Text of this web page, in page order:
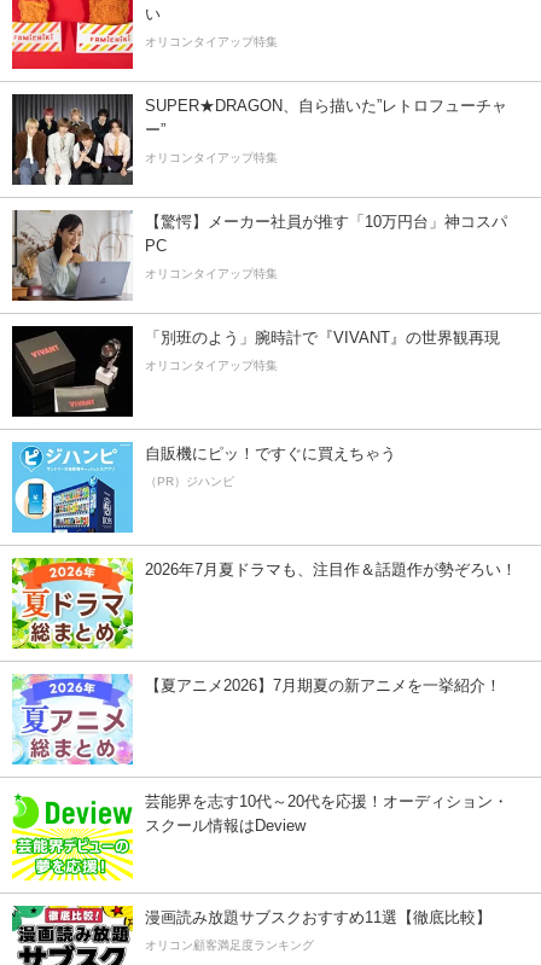
い
オリコンタイアップ特集
SUPER★DRAGON、自ら描いた”レトロフューチャ
ー”
オリコンタイアップ特集
【驚愕】メーカー社員が推す「10万円台」神コスパ
PC
オリコンタイアップ特集
「別班のよう」腕時計で『VIVANT』の世界観再現
オリコンタイアップ特集
自販機にピッ！ですぐに買えちゃう
（PR）ジハンピ
2026年7月夏ドラマも、注目作＆話題作が勢ぞろい！
【夏アニメ2026】7月期夏の新アニメを一挙紹介！
芸能界を志す10代～20代を応援！オーディション・
スクール情報はDeview
漫画読み放題サブスクおすすめ11選【徹底比較】
オリコン顧客満足度ランキング